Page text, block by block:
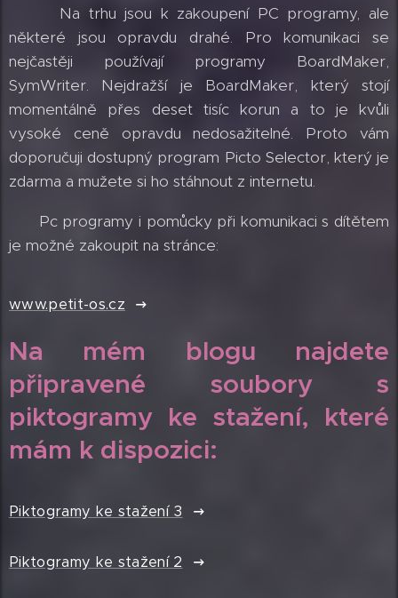
Na trhu jsou k zakoupení PC programy, ale
některé jsou opravdu drahé. Pro komunikaci se
nejčastěji používají programy BoardMaker,
SymWriter. Nejdražší je BoardMaker, který stojí
momentálně přes deset tisíc korun a to je kvůli
vysoké ceně opravdu nedosažitelné. Proto vám
doporučuji dostupný program Picto Selector, který je
zdarma a mužete si ho stáhnout z internetu.
Pc programy i pomůcky při komunikaci s dítětem
je možné zakoupit na stránce:
www.petit-os.cz
Na mém blogu najdete
připravené soubory s
piktogramy ke stažení, které
mám k dispozici:
Piktogramy ke stažení 3
Piktogramy ke stažení 2